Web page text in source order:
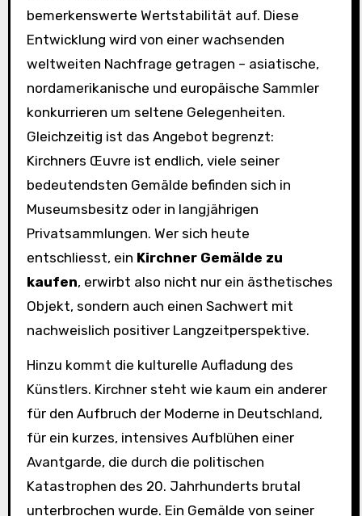
bemerkenswerte Wertstabilität auf. Diese
Entwicklung wird von einer wachsenden
weltweiten Nachfrage getragen – asiatische,
nordamerikanische und europäische Sammler
konkurrieren um seltene Gelegenheiten.
Gleichzeitig ist das Angebot begrenzt:
Kirchners Œuvre ist endlich, viele seiner
bedeutendsten Gemälde befinden sich in
Museumsbesitz oder in langjährigen
Privatsammlungen. Wer sich heute
entschliesst, ein Kirchner Gemälde zu
kaufen, erwirbt also nicht nur ein ästhetisches
Objekt, sondern auch einen Sachwert mit
nachweislich positiver Langzeitperspektive.
Hinzu kommt die kulturelle Aufladung des
Künstlers. Kirchner steht wie kaum ein anderer
für den Aufbruch der Moderne in Deutschland,
für ein kurzes, intensives Aufblühen einer
Avantgarde, die durch die politischen
Katastrophen des 20. Jahrhunderts brutal
unterbrochen wurde. Ein Gemälde von seiner